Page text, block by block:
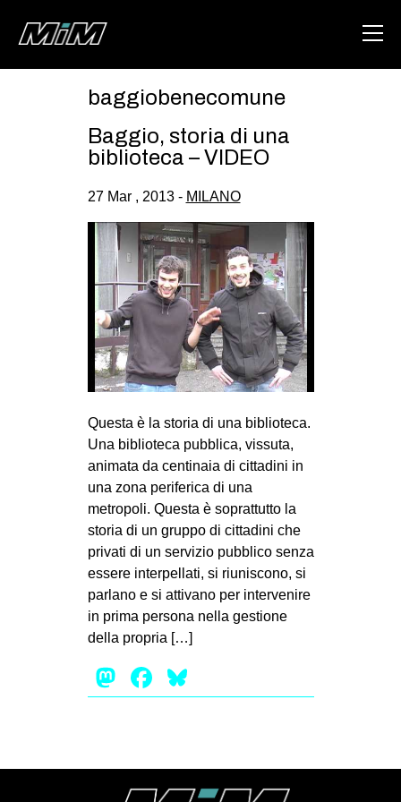
ABOUT
AREA
DEGENERAZIONE
GAZA FREESTYLE
CSOA LAMBRETTA
MSM
STUDENTI TSUNAMI
ZAM
MOBILITAZIONI
SPAZI
SPORT POPOLARE
MOVIMENTI
AMBIENTE
ANTIFASCISMO
DIRITTO ALL’ABITARE
baggiobenecomune
Baggio, storia di una
biblioteca – VIDEO
27 Mar , 2013 - MILANO
Questa è la storia di una biblioteca.
Una biblioteca pubblica, vissuta,
animata da centinaia di cittadini in
una zona periferica di una
metropoli. Questa è soprattutto la
storia di un gruppo di cittadini che
privati di un servizio pubblico senza
essere interpellati, si riuniscono, si
parlano e si attivano per intervenire
in prima persona nella gestione
della propria […]
Mastodon
Facebook